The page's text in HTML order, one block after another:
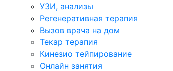
УЗИ, анализы
Регенеративная терапия
Вызов врача на дом
Текар терапия
Кинезио тейпирование
Онлайн занятия